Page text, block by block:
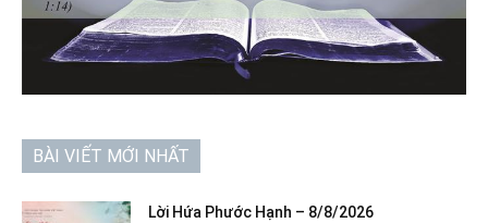
BÀI VIẾT MỚI NHẤT
Lời Hứa Phước Hạnh – 8/8/2026